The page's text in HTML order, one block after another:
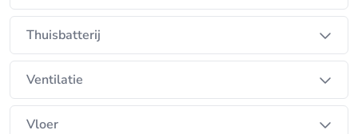
Thuisbatterij
Ventilatie
Vloer